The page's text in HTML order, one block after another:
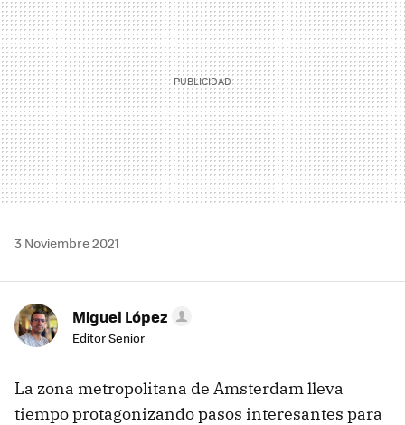
3 Noviembre 2021
Miguel López
Editor Senior
La zona metropolitana de Amsterdam lleva
tiempo protagonizando pasos interesantes para